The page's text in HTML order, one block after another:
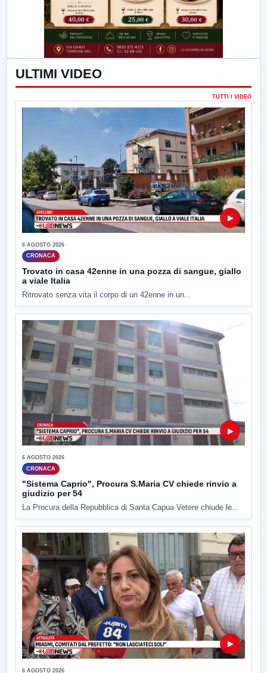
ULTIMI VIDEO
TUTTI I VIDEO
▶
6 AGOSTO 2026
CRONACA
Trovato in casa 42enne in una pozza di sangue, giallo
a viale Italia
Ritrovato senza vita il corpo di un 42enne in un...
▶
6 AGOSTO 2026
CRONACA
"Sistema Caprio", Procura S.Maria CV chiede rinvio a
giudizio per 54
La Procura della Repubblica di Santa Capua Vetere chiude le...
▶
6 AGOSTO 2026